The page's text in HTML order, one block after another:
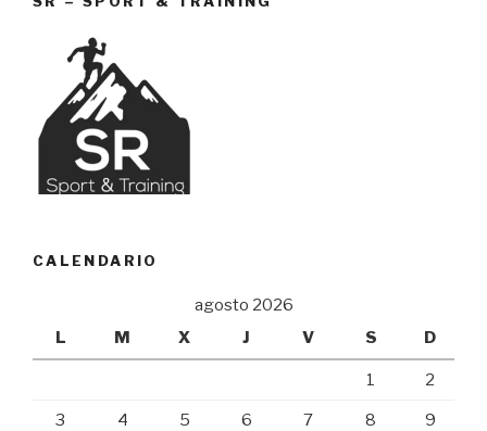
CALENDARIO
agosto 2026
L
M X J V S D
1 2
3 4 5 6 7 8 9